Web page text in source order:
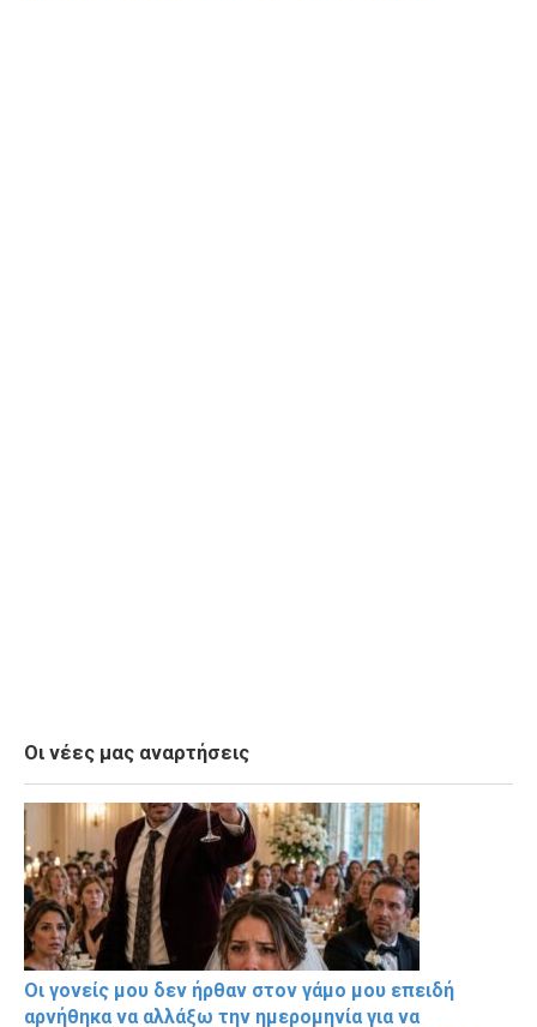
Οι νέες μας αναρτήσεις
Οι γονείς μου δεν ήρθαν στον γάμο μου επειδή
αρνήθηκα να αλλάξω την ημερομηνία για να